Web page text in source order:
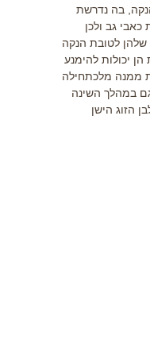
בה נדרשת
גב ולכן
לטובת הנקה
הן יכולות להימנע
ממנה מלכתחילה
במהלך השינה
הזוג הישן